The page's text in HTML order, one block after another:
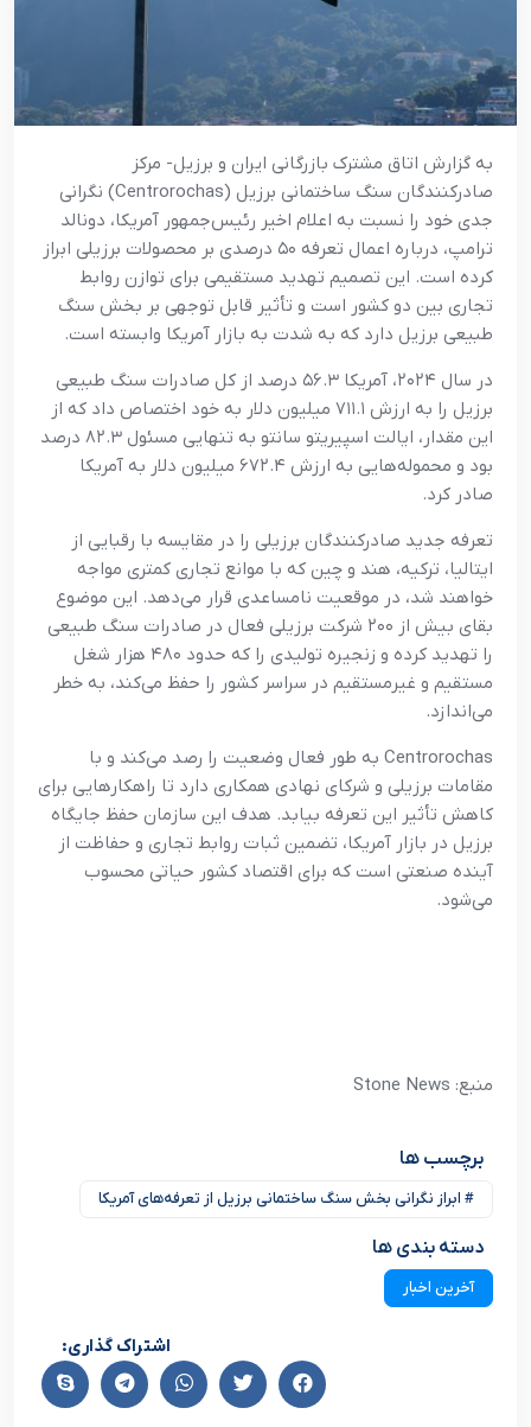
به گزارش اتاق مشترک بازرگانی ایران و برزیل- مرکز
صادرکنندگان سنگ ساختمانی برزیل (Centrorochas) نگرانی
جدی خود را نسبت به اعلام اخیر رئیس‌جمهور آمریکا، دونالد
ترامپ، درباره اعمال تعرفه ۵۰ درصدی بر محصولات برزیلی ابراز
کرده است. این تصمیم تهدید مستقیمی برای توازن روابط
تجاری بین دو کشور است و تأثیر قابل توجهی بر بخش سنگ
طبیعی برزیل دارد که به شدت به بازار آمریکا وابسته است.
در سال ۲۰۲۴، آمریکا ۵۶.۳ درصد از کل صادرات سنگ طبیعی
برزیل را به ارزش ۷۱۱.۱ میلیون دلار به خود اختصاص داد که از
این مقدار، ایالت اسپیریتو سانتو به تنهایی مسئول ۸۲.۳ درصد
بود و محموله‌هایی به ارزش ۶۷۲.۴ میلیون دلار به آمریکا
صادر کرد.
تعرفه جدید صادرکنندگان برزیلی را در مقایسه با رقبایی از
ایتالیا، ترکیه، هند و چین که با موانع تجاری کمتری مواجه
خواهند شد، در موقعیت نامساعدی قرار می‌دهد. این موضوع
بقای بیش از ۲۰۰ شرکت برزیلی فعال در صادرات سنگ طبیعی
را تهدید کرده و زنجیره تولیدی را که حدود ۴۸۰ هزار شغل
مستقیم و غیرمستقیم در سراسر کشور را حفظ می‌کند، به خطر
می‌اندازد.
Centrorochas به طور فعال وضعیت را رصد می‌کند و با
مقامات برزیلی و شرکای نهادی همکاری دارد تا راهکارهایی برای
کاهش تأثیر این تعرفه بیابد. هدف این سازمان حفظ جایگاه
برزیل در بازار آمریکا، تضمین ثبات روابط تجاری و حفاظت از
آینده صنعتی است که برای اقتصاد کشور حیاتی محسوب
می‌شود.
منبع: Stone News
برچسب ها
# ابراز نگرانی بخش سنگ ساختمانی برزیل از تعرفه‌های آمریکا
دسته بندی ها
آخرین اخبار
اشتراک گذاری: